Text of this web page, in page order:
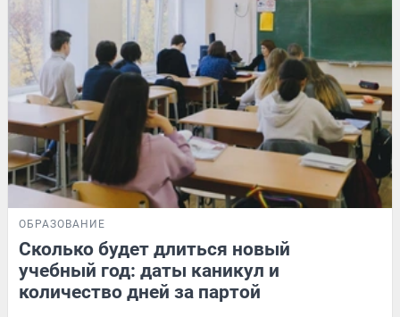
ОБРАЗОВАНИЕ
Сколько будет длиться новый
учебный год: даты каникул и
количество дней за партой